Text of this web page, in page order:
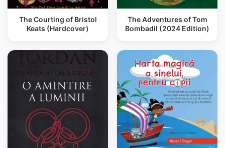
The Courting of Bristol
Keats (Hardcover)
The Adventures of Tom
Bombadil (2024 Edition)